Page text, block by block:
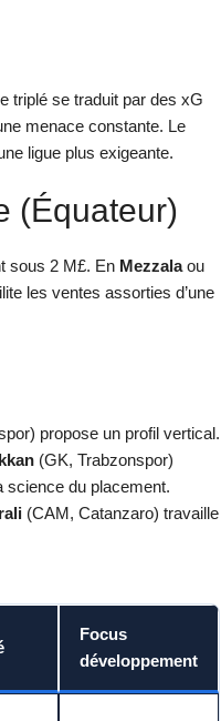
triplé se traduit par des xG
menace constante. Le
ligue plus exigeante.
(Équateur)
sous 2 M£. En Mezzalaou
les ventes assorties d’une
propose un profil vertical.
(GK, Trabzonspor)
science du placement.
(CAM, Catanzaro) travaille
Focus
développement